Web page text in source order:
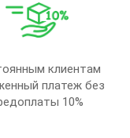
клиентам
платеж без
10%